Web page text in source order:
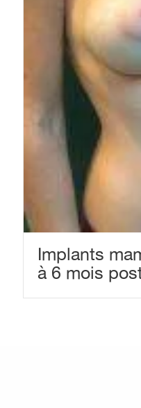
Implants
à 6 mois